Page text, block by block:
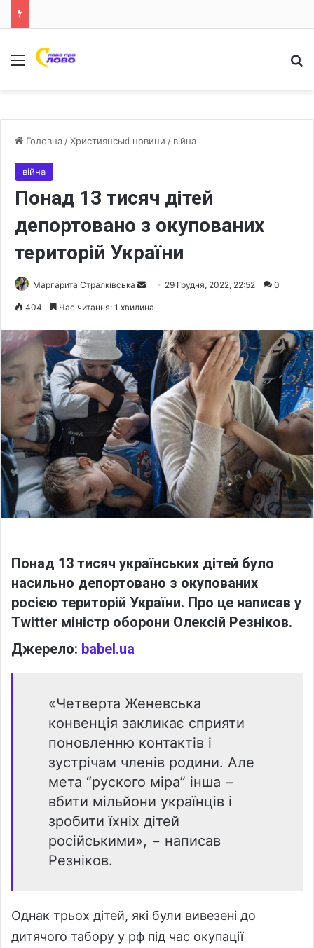
Меню
Головна /Християнські новини / війна
війна
Понад 13 тисяч дітей
депортовано з окупованих
територій України
Маргарита Стралківська
e
m
a
l
29 Грудня, 2022, 22:52 0
404 Час читання: 1 хвилина
Понад 13 тисяч українських дітей було
насильно депортовано з окупованих
росією територій України. Про це написав у
Twitter міністр оборони Олексій Резніков.
Джерело: babel.ua
«Четверта Женевська
конвенція закликає сприяти
поновленню контактів і
зустрічам членів родини. Але
мета “руского міра” інша −
вбити мільйони українців і
зробити їхніх дітей
російськими», − написав
Резніков.
Однак трьох дітей, які були вивезені до
дитячого табору у рф під час окупації